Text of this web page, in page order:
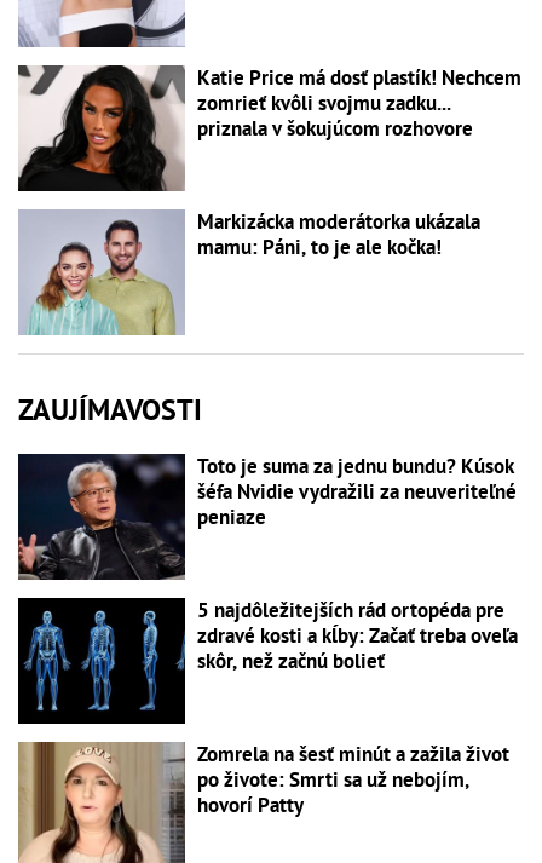
Katie Price má dosť plastík! Nechcem
zomrieť kvôli svojmu zadku...
priznala v šokujúcom rozhovore
Markizácka moderátorka ukázala
mamu: Páni, to je ale kočka!
ZAUJÍMAVOSTI
Toto je suma za jednu bundu? Kúsok
šéfa Nvidie vydražili za neuveriteľné
peniaze
5 najdôležitejších rád ortopéda pre
zdravé kosti a kĺby: Začať treba oveľa
skôr, než začnú bolieť
Zomrela na šesť minút a zažila život
po živote: Smrti sa už nebojím,
hovorí Patty